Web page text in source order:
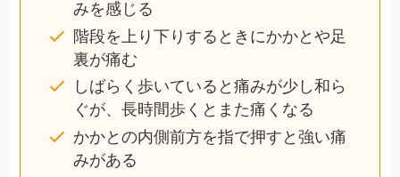
みを感じる
階段を上り下りするときにかかとや足
裏が痛む
しばらく歩いていると痛みが少し和ら
ぐが、長時間歩くとまた痛くなる
かかとの内側前方を指で押すと強い痛
みがある